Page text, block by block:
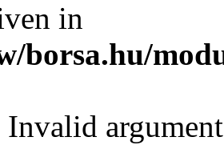
in
borsa.hu/
Invalid